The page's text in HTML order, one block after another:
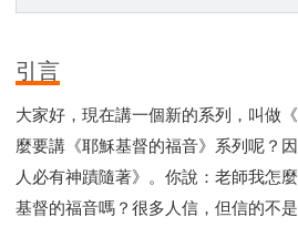
52 帖撒羅尼迦前書
53 帖撒羅尼迦後
57 腓利門書
63 約翰二書
64 約翰三書 66 啟示錄
教會
爭戰 信望愛 學習
時間管
愛神
喜樂 管理 信仰根基 命定
趕鬼
認識魔鬼的詭計
神所喜悅的人
引言
大家好，現在講一個新的系列，叫做
麼要講《耶穌基督的福音》系列呢？
人必有神蹟隨著》。你說：老師我怎
基督的福音嗎？很多人信，但信的不